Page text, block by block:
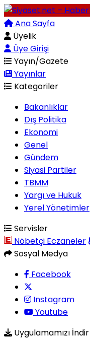
Ana Sayfa
Üyelik
Üye Girişi
Yayın/Gazete
Yayınlar
Kategoriler
Bakanlıklar
Dış Politika
Ekonomi
Genel
Gündem
Siyasi Partiler
TBMM
Yargı ve Hukuk
Yerel Yönetimler
Servisler
Nöbetçi Eczaneler
Sosyal Medya
Facebook
Instagram
Youtube
Uygulamamızı İndir